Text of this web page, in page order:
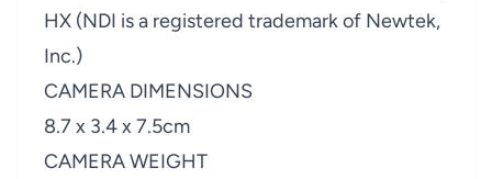
HX (NDI is a registered trademark of Newtek,
Inc.)
CAMERA DIMENSIONS
8.7 x 3.4 x 7.5cm
CAMERA WEIGHT